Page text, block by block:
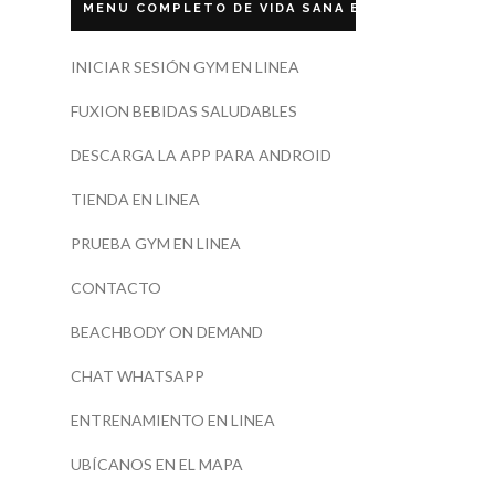
MENU COMPLETO DE VIDA SANA ECUADOR
INICIAR SESIÓN GYM EN LINEA
FUXION BEBIDAS SALUDABLES
DESCARGA LA APP PARA ANDROID
TIENDA EN LINEA
PRUEBA GYM EN LINEA
CONTACTO
BEACHBODY ON DEMAND
CHAT WHATSAPP
ENTRENAMIENTO EN LINEA
UBÍCANOS EN EL MAPA